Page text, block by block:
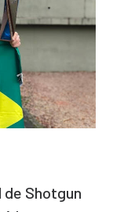
de Shotgun